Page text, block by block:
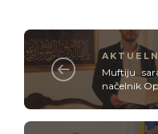
Muftiju
načelnik